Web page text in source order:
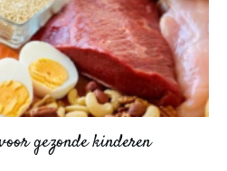
gezonde kinderen